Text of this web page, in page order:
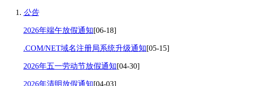
公告
2026年端午放假通知[06-18]
.COM/NET域名注册局系统升级通知[05-15]
2026年五一劳动节放假通知[04-30]
2026年清明放假通知[04-03]